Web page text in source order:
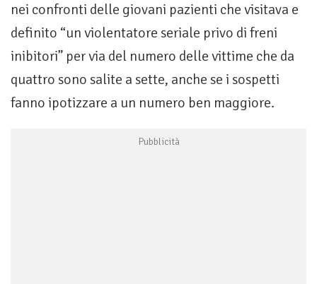
nei confronti delle giovani pazienti che visitava e
definito “un violentatore seriale privo di freni
inibitori” per via del numero delle vittime che da
quattro sono salite a sette, anche se i sospetti
fanno ipotizzare a un numero ben maggiore.